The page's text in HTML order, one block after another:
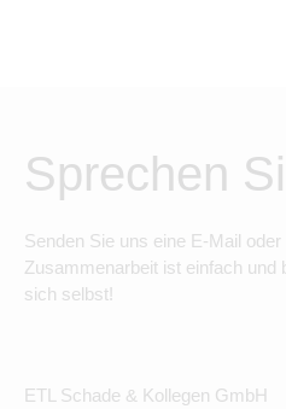
Sprechen
Senden Sie uns eine E-Mail
Zusammenarbeit ist einfach und
sich selbst!
ETL Schade & Kollegen GmbH